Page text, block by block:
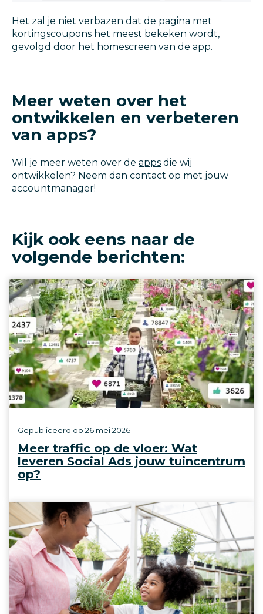
Het zal je niet verbazen dat de pagina met
kortingscoupons het meest bekeken wordt,
gevolgd door het homescreen van de app.
Meer weten over het
ontwikkelen en verbeteren
van apps?
Wil je meer weten over de apps die wij
ontwikkelen? Neem dan contact op met jouw
accountmanager!
Kijk ook eens naar de
volgende berichten:
Meer traffic op de vloer: Wat
leveren Social Ads jouw tuincentrum
op?
Gepubliceerd op 26 mei 2026